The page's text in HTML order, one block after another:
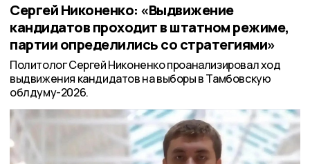
Сергей Никоненко: «Выдвижение
кандидатов проходит в штатном режиме,
партии определились со стратегиями»
Политолог Сергей Никоненко проанализировал ход
выдвижения кандидатов на выборы в Тамбовскую
облдуму-2026.